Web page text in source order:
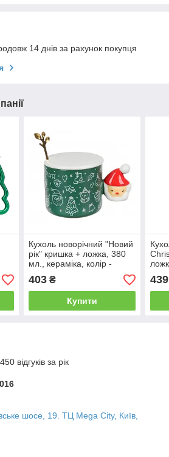
14 днів за рахунок покупця
Кухоль новорічний "Новий
рік" кришка + ложка, 380
мл., кераміка, колір -
зелений
403₴
Купити
439
відгуків за рік
шосе, 19. ТЦ Mega City, Київ,